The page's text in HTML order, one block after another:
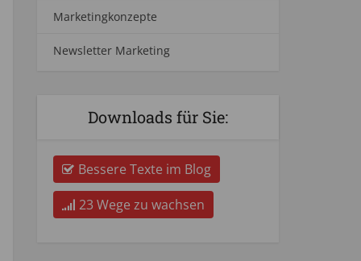
Marketingkonzepte
Newsletter Marketing
Downloads für Sie:
Bessere Texte im Blog
23 Wege zu wachsen